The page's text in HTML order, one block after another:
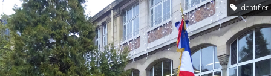
Identifier